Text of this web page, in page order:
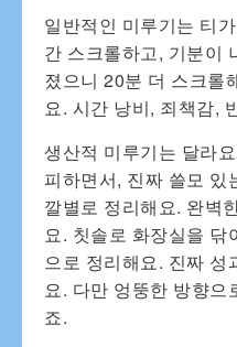
일반적인 미루기는 티
간 스크롤하고, 기분이
졌으니 20분 더 스크롤
요. 시간 낭비, 죄책감,
생산적 미루기는 달라
피하면서, 진짜 쓸모 있
깔별로 정리해요. 완벽
요. 칫솔로 화장실을 닦
으로 정리해요. 진짜 성
요. 다만 엉뚱한 방향으
죠.